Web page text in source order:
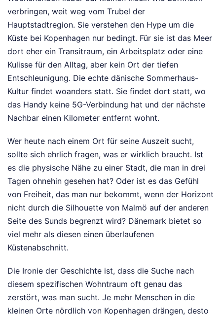
verbringen, weit weg vom Trubel der
Hauptstadtregion. Sie verstehen den Hype um die
Küste bei Kopenhagen nur bedingt. Für sie ist das Meer
dort eher ein Transitraum, ein Arbeitsplatz oder eine
Kulisse für den Alltag, aber kein Ort der tiefen
Entschleunigung. Die echte dänische Sommerhaus-
Kultur findet woanders statt. Sie findet dort statt, wo
das Handy keine 5G-Verbindung hat und der nächste
Nachbar einen Kilometer entfernt wohnt.
Wer heute nach einem Ort für seine Auszeit sucht,
sollte sich ehrlich fragen, was er wirklich braucht. Ist
es die physische Nähe zu einer Stadt, die man in drei
Tagen ohnehin gesehen hat? Oder ist es das Gefühl
von Freiheit, das man nur bekommt, wenn der Horizont
nicht durch die Silhouette von Malmö auf der anderen
Seite des Sunds begrenzt wird? Dänemark bietet so
viel mehr als diesen einen überlaufenen
Küstenabschnitt.
Die Ironie der Geschichte ist, dass die Suche nach
diesem spezifischen Wohntraum oft genau das
zerstört, was man sucht. Je mehr Menschen in die
kleinen Orte nördlich von Kopenhagen drängen, desto